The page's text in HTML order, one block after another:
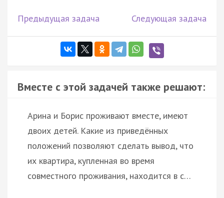
Предыдущая задача Следующая задача
Вместе с этой задачей также решают:
Арина и Борис проживают вместе, имеют
двоих детей. Какие из приведённых
положений позволяют сделать вывод, что
их квартира, купленная во время
совместного проживания, находится в с…